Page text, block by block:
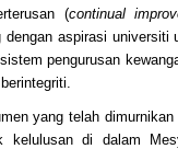
(continual
aspirasi universiti
pengurusan
yang telah
kelulusan di dalam